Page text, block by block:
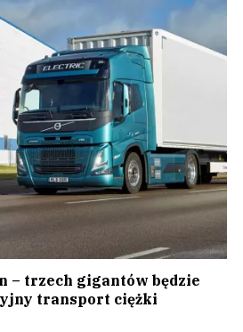
– trzech gigantów będzie
transport ciężki